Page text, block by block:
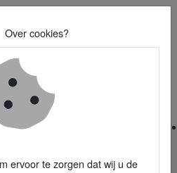
toekomst
Over cookies?
ervoor te zorgen dat wij u de